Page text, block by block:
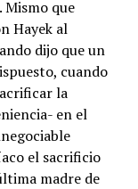
Mismo que
Hayek al
dijo que un
cuando
la
en el
el sacrificio
madre de